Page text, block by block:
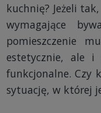
kuchnię? Jeżeli
wymagające
pomieszczenie
estetycznie, ale i
funkcjonalne. Czy
sytuację, w której